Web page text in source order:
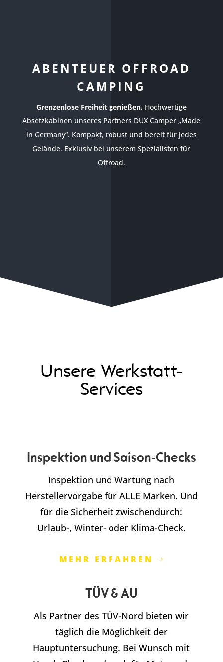
ABENTEUER OFFROAD
CAMPING
Grenzenlose Freiheit genießen.Hochwertige
Absetzkabinen unseres Partners DUX Camper „Made
in Germany“. Kompakt, robust und bereit für jedes
Gelände. Exklusiv bei unserem Spezialisten für
Offroad.
Unsere Werkstatt-
Services
Inspektion und Saison-Checks
Inspektion und Wartung nach
Herstellervorgabe für ALLE Marken. Und
für die Sicherheit zwischendurch:
Urlaub-, Winter- oder Klima-Check.
MEHR ERFAHREN
TÜV & AU
Als Partner des TÜV-Nord bieten wir
täglich die Möglichkeit der
Hauptuntersuchung. Bei Wunsch mit